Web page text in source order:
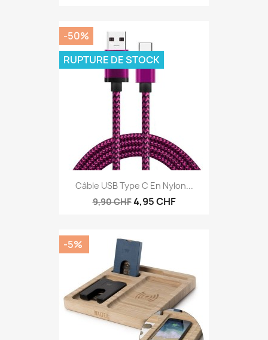
Câble USB Type C En Nylon...
9,90 CHF4,95 CHF
-50%
RUPTURE DE STOCK
-5%